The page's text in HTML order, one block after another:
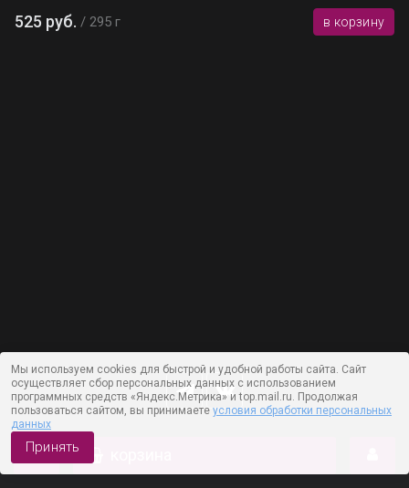
525 руб. 295 г в корзину
Мы используем cookies для быстрой и удобной работы сайта. Сайт
осуществляет сбор персональных данных с использованием
программных средств «Яндекс.Метрика» и top.mail.ru. Продолжая
пользоваться сайтом, вы принимаете условия обработки персональных
данных
Принять